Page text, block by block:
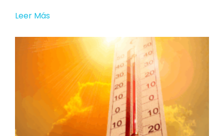
Leer Más